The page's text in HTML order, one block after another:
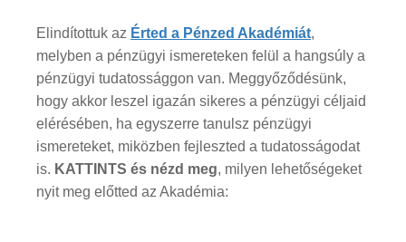
Elindítottuk az Érted a Pénzed Akadémiát,
melyben a pénzügyi ismereteken felül a hangsúly a
pénzügyi tudatossággon van. Meggyőződésünk,
hogy akkor leszel igazán sikeres a pénzügyi céljaid
elérésében, ha egyszerre tanulsz pénzügyi
ismereteket, miközben fejleszted a tudatosságodat
is. KATTINTS és nézd meg, milyen lehetőségeket
nyit meg előtted az Akadémia: